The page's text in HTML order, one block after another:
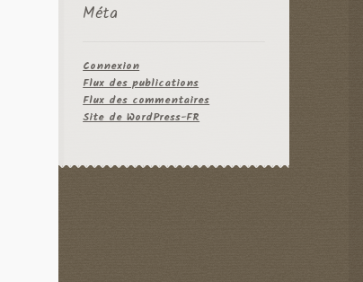
Méta
Connexion
Flux des publications
Flux des commentaires
Site de WordPress-FR